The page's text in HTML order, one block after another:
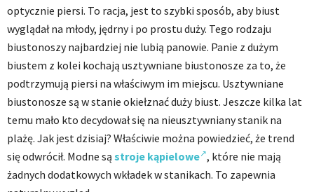
optycznie piersi. To racja, jest to szybki sposób, aby biust
wyglądał na młody, jędrny i po prostu duży. Tego rodzaju
biustonoszy najbardziej nie lubią panowie. Panie z dużym
biustem z kolei kochają usztywniane biustonosze za to, że
podtrzymują piersi na właściwym im miejscu. Usztywniane
biustonosze są w stanie okiełznać duży biust. Jeszcze kilka lat
temu mało kto decydował się na nieusztywniany stanik na
plażę. Jak jest dzisiaj? Właściwie można powiedzieć, że trend
się odwrócił. Modne są stroje kąpielowe , które nie mają
żadnych dodatkowych wkładek w stanikach. To zapewnia